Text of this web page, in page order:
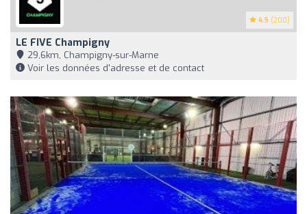
4.5 (200)
LE FIVE Champigny
29,6km, Champigny-sur-Marne
Voir les données d'adresse et de contact